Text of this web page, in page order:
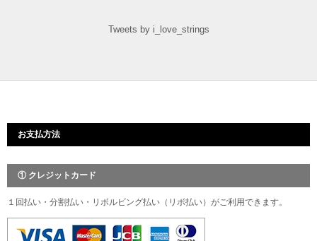
Tweets by i_love_strings
お支払方法
① クレジットカード
１回払い・分割払い・リボルビング払い（リボ払い）がご利用できます。